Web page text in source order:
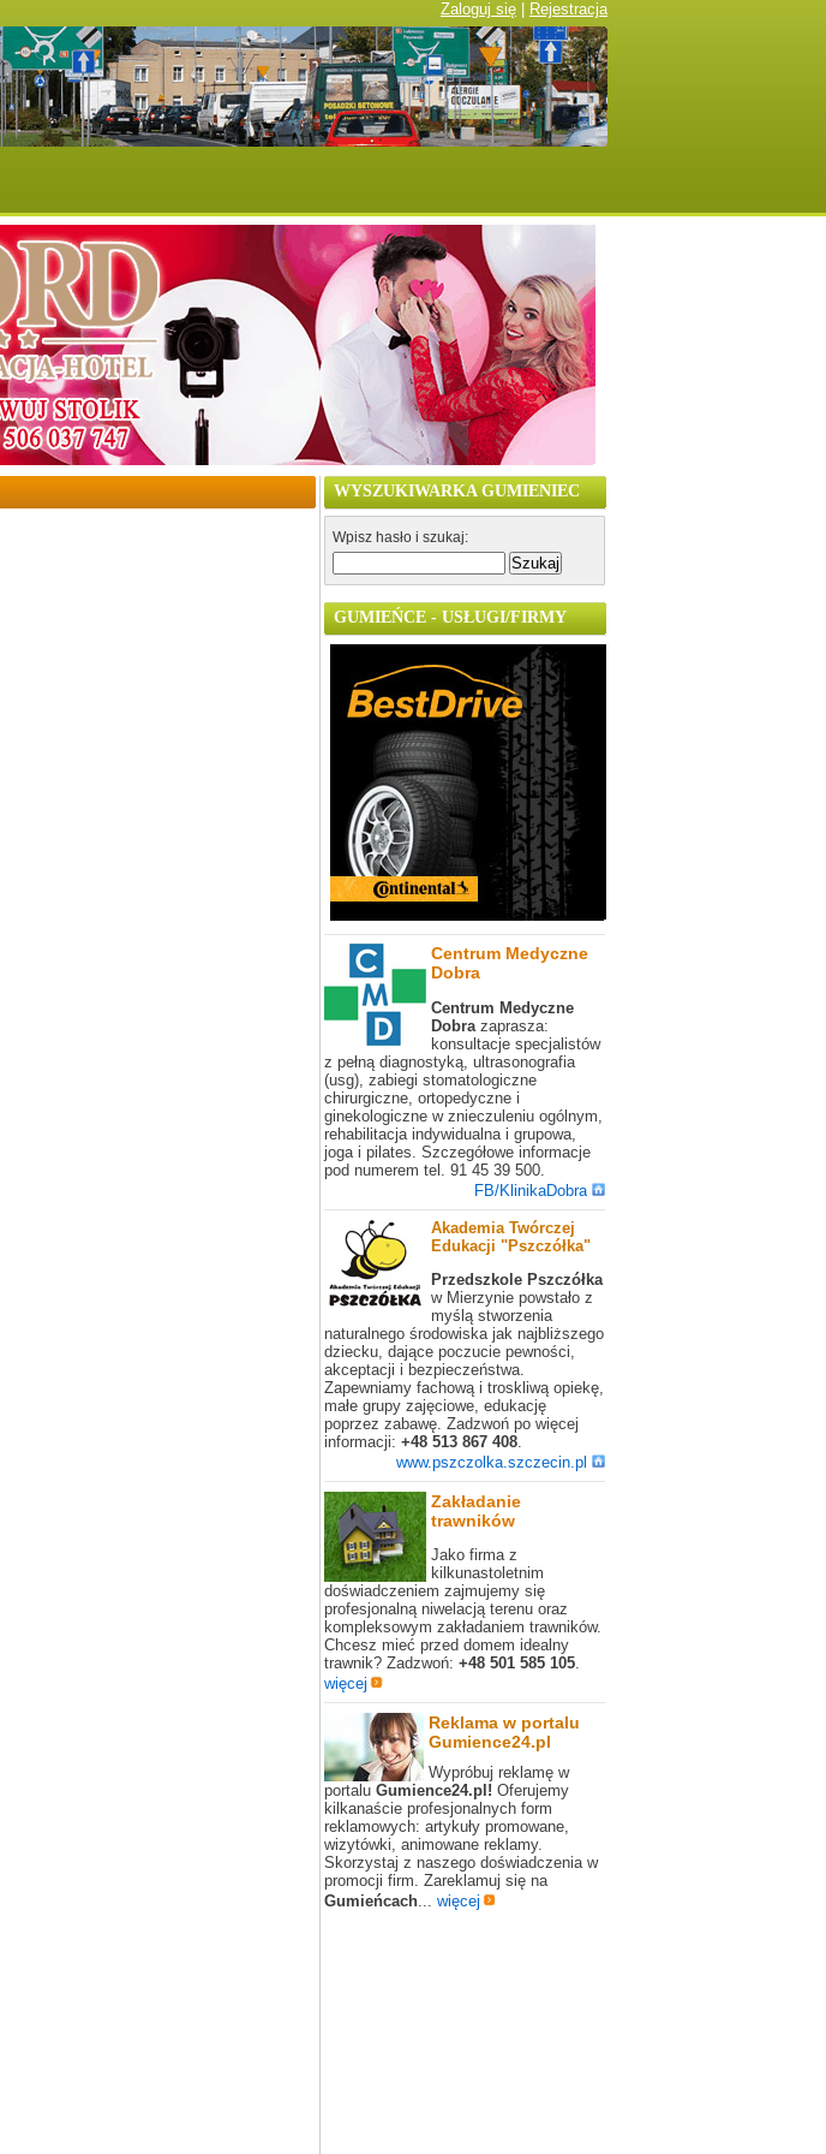
Zaloguj się Rejestracja
WYSZUKIWARKA GUMIENIEC
Wpisz hasło i szukaj:
GUMIEŃCE - USŁUGI/FIRMY
Centrum Medyczne
Dobra
Centrum Medyczne
Dobra zaprasza:
konsultacje specjalistów
z pełną diagnostyką, ultrasonografia
(usg), zabiegi stomatologiczne
chirurgiczne, ortopedyczne i
ginekologiczne w znieczuleniu ogólnym,
rehabilitacja indywidualna i grupowa,
joga i pilates. Szczegółowe informacje
pod numerem tel. 91 45 39 500.
FB/KlinikaDobra
Akademia Twórczej
Edukacji "Pszczółka"
Przedszkole Pszczółka
w Mierzynie powstało z
myślą stworzenia
naturalnego środowiska jak najbliższego
dziecku, dające poczucie pewności,
akceptacji i bezpieczeństwa.
Zapewniamy fachową i troskliwą opiekę,
małe grupy zajęciowe, edukację
poprzez zabawę. Zadzwoń po więcej
informacji: +48 513 867 408.
www.pszczolka.szczecin.pl
Zakładanie
trawników
Jako firma z
kilkunastoletnim
doświadczeniem zajmujemy się
profesjonalną niwelacją terenu oraz
kompleksowym zakładaniem trawników.
Chcesz mieć przed domem idealny
trawnik? Zadzwoń: +48 501 585 105.
więcej
Reklama w portalu
Gumience24.pl
Wypróbuj reklamę w
portalu Gumience24.pl! Oferujemy
kilkanaście profesjonalnych form
reklamowych: artykuły promowane,
wizytówki, animowane reklamy.
Skorzystaj z naszego doświadczenia w
promocji firm. Zareklamuj się na
Gumieńcach... więcej